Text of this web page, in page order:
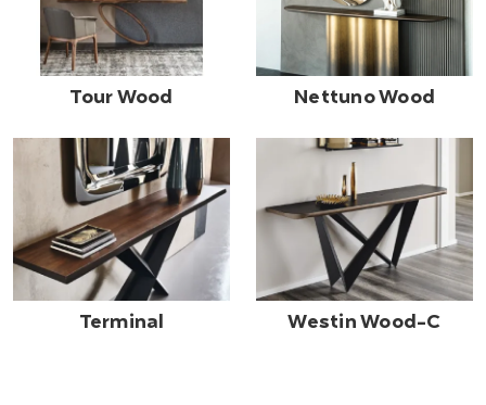
Tour Wood Nettuno Wood
Terminal Westin Wood-C